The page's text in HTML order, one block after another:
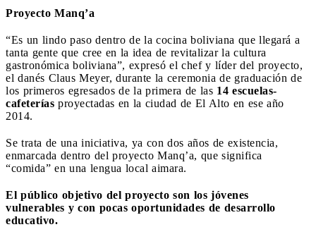
Proyecto Manq’a
“Es un lindo paso dentro de la cocina boliviana que llegará a
tanta gente que cree en la idea de revitalizar la cultura
gastronómica boliviana”, expresó el chef y líder del proyecto,
el danés Claus Meyer, durante la ceremonia de graduación de
los primeros egresados de la primera de las 14 escuelas-
cafeterías proyectadas en la ciudad de El Alto en ese año
2014.
Se trata de una iniciativa, ya con dos años de existencia,
enmarcada dentro del proyecto Manq’a, que significa
“comida” en una lengua local aimara.
El público objetivo del proyecto son los jóvenes
vulnerables y con pocas oportunidades de desarrollo
educativo.